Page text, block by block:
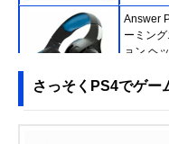
Answer
ーミン
ョン ヘ
さっそくPS4でゲー